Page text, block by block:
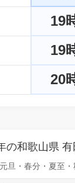
19
19
20
和歌山県 有
旦・春分・夏至